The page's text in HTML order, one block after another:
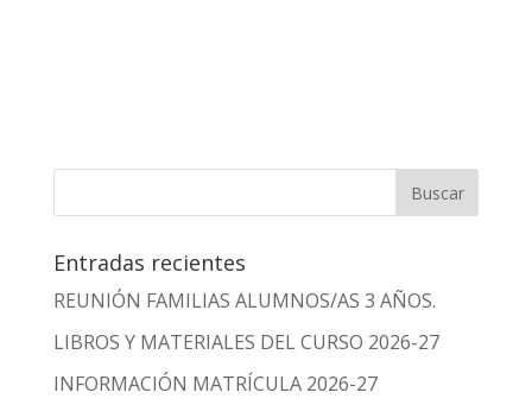
Entradas recientes
REUNIÓN FAMILIAS ALUMNOS/AS 3 AÑOS.
LIBROS Y MATERIALES DEL CURSO 2026-27
INFORMACIÓN MATRÍCULA 2026-27